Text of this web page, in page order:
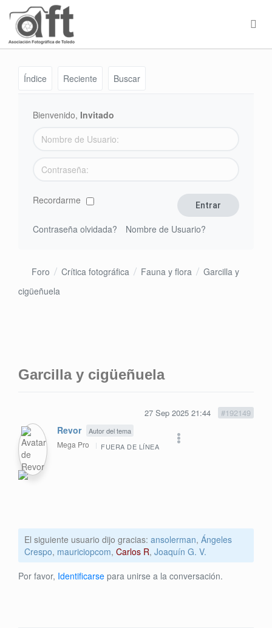
Índice Reciente Buscar
Bienvenido, Invitado
Recordarme
Contraseña olvidada? Nombre de Usuario?
Foro Crítica fotográfica Fauna y flora
Garcilla y
cigüeñuela
Garcilla y cigüeñuela
27 Sep 2025 21:44 #192149
Revor Autor del tema
Mega Pro FUERA DE LÍNEA
El siguiente usuario dijo gracias: ansolerman, Ángeles
Crespo, mauriciopcom, Carlos R, Joaquín G. V.
Por favor, Identificarse para unirse a la conversación.